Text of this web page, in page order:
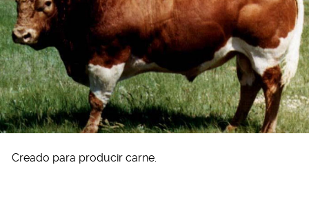
Creado para producir carne.